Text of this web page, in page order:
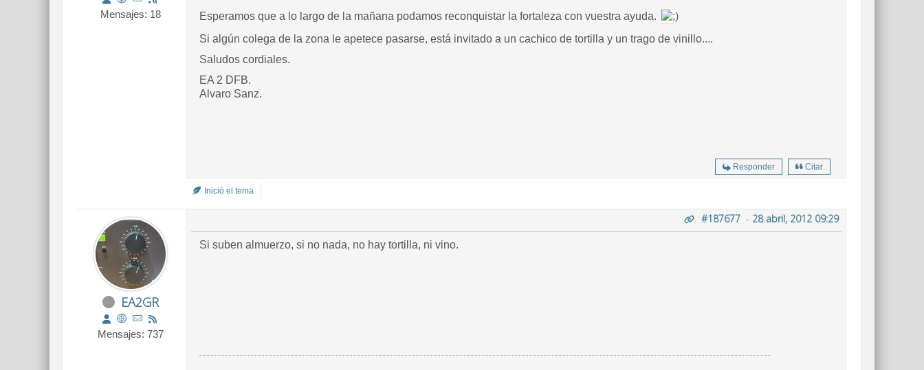
Mensajes: 18
Esperamos que a lo largo de la mañana podamos reconquistar la fortaleza con vuestra ayuda.
Si algún colega de la zona le apetece pasarse, está invitado a un cachico de tortilla y un trago de vinillo....
Saludos cordiales.
EA 2 DFB.
Alvaro Sanz.
Responder Citar
Inició el tema
EA2GR
Mensajes: 737
#187677 - 28 abril, 2012 09:29
Si suben almuerzo, si no nada, no hay tortilla, ni vino.